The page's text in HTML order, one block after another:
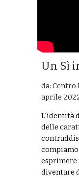
Un Sì
da:Centro
aprile
L'identità
delle
esprimere
diventare